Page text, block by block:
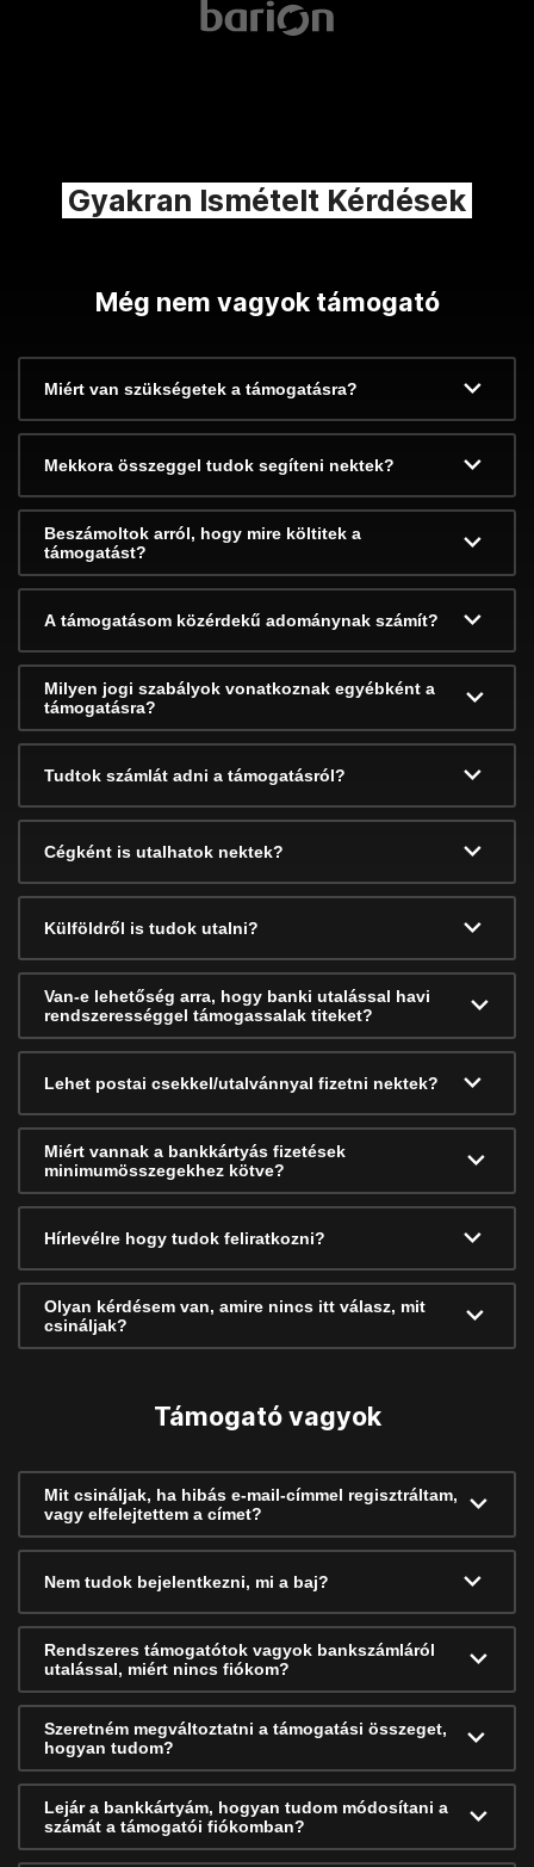
Gyakran Ismételt Kérdések
Még nem vagyok támogató
Miért van szükségetek a támogatásra?
Mekkora összeggel tudok segíteni nektek?
Beszámoltok arról, hogy mire költitek a
támogatást?
A támogatásom közérdekű adománynak számít?
Milyen jogi szabályok vonatkoznak egyébként a
támogatásra?
Tudtok számlát adni a támogatásról?
Cégként is utalhatok nektek?
Külföldről is tudok utalni?
Van-e lehetőség arra, hogy banki utalással havi
rendszerességgel támogassalak titeket?
Lehet postai csekkel/utalvánnyal fizetni nektek?
Miért vannak a bankkártyás fizetések
minimumösszegekhez kötve?
Hírlevélre hogy tudok feliratkozni?
Olyan kérdésem van, amire nincs itt válasz, mit
csináljak?
Támogató vagyok
Mit csináljak, ha hibás e-mail-címmel regisztráltam,
vagy elfelejtettem a címet?
Nem tudok bejelentkezni, mi a baj?
Rendszeres támogatótok vagyok bankszámláról
utalással, miért nincs fiókom?
Szeretném megváltoztatni a támogatási összeget,
hogyan tudom?
Lejár a bankkártyám, hogyan tudom módosítani a
számát a támogatói fiókomban?